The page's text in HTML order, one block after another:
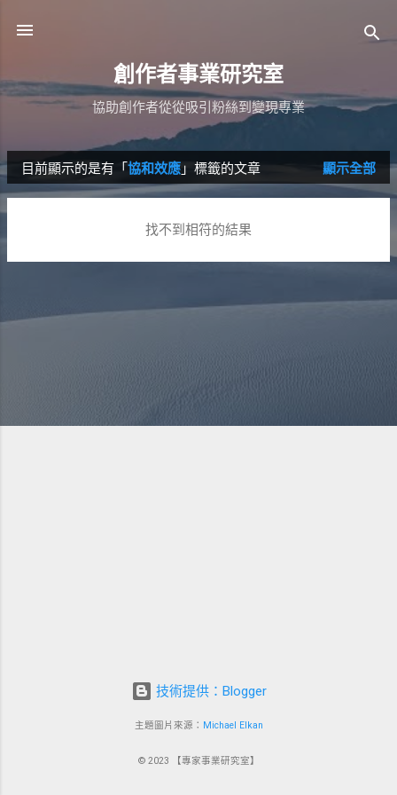
創作者事業研究室
協助創作者從從吸引粉絲到變現專業
發
章
目前顯示的是有「 協和效應 」標籤的文章 顯示全部
找不到相符的結果
技術提供：Blogger
主題圖片來源： Michael Elkan
© 2023 【專家事業研究室】